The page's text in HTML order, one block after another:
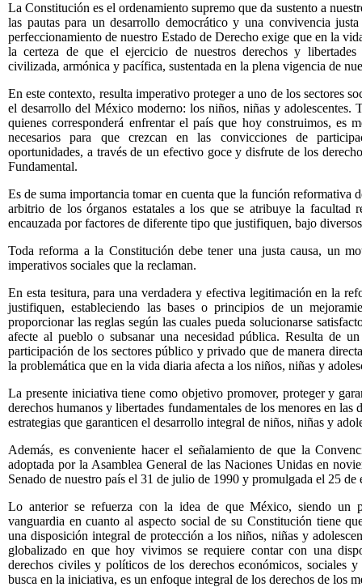
La Constitución es el ordenamiento supremo que da sustento a
las pautas para un desarrollo democrático y una convivencia
perfeccionamiento de nuestro Estado de Derecho exige que en la
la certeza de que el ejercicio de nuestros derechos y
civilizada, armónica y pacífica, sustentada en la plena vigencia de
En este contexto, resulta imperativo proteger a uno de los sectores
el desarrollo del México moderno: los niños, niñas y adolescentes.
quienes corresponderá enfrentar el país que hoy construimos, es
necesarios para que crezcan en las convicciones de
oportunidades, a través de un efectivo goce y disfrute de los
Fundamental.
Es de suma importancia tomar en cuenta que la función reformativa
arbitrio de los órganos estatales a los que se atribuye la facultad
encauzada por factores de diferente tipo que justifiquen, bajo
Toda reforma a la Constitución debe tener una justa causa, un
imperativos sociales que la reclaman.
En esta tesitura, para una verdadera y efectiva legitimación en la
justifiquen, estableciendo las bases o principios de un
proporcionar las reglas según las cuales pueda solucionarse
afecte al pueblo o subsanar una necesidad pública. Resulta de
participación de los sectores público y privado que de manera
la problemática que en la vida diaria afecta a los niños, niñas y
La presente iniciativa tiene como objetivo promover, proteger y
derechos humanos y libertades fundamentales de los menores en las
estrategias que garanticen el desarrollo integral de niños, niñas y
Además, es conveniente hacer el señalamiento de que la
adoptada por la Asamblea General de las Naciones Unidas en
Senado de nuestro país el 31 de julio de 1990 y promulgada el 25 de
Lo anterior se refuerza con la idea de que México, siendo un
vanguardia en cuanto al aspecto social de su Constitución tiene
una disposición integral de protección a los niños, niñas y
globalizado en que hoy vivimos se requiere contar con una
derechos civiles y políticos de los derechos económicos, sociales
busca en la iniciativa, es un enfoque integral de los derechos de los